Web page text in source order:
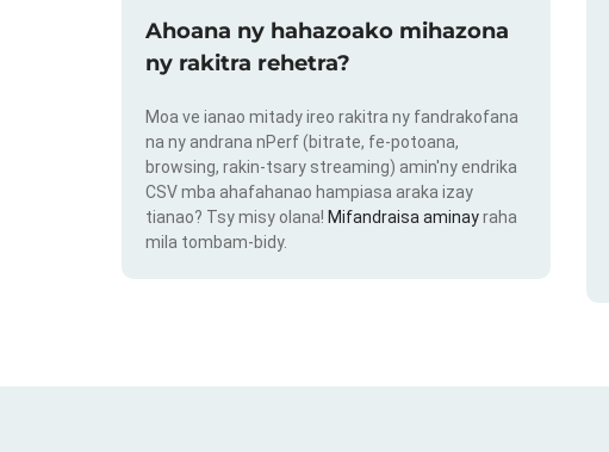
Ahoana ny hahazoako mihazona
ny rakitra rehetra?
Moa ve ianao mitady ireo rakitra ny fandrakofana
na ny andrana nPerf (bitrate, fe-potoana,
browsing, rakin-tsary streaming) amin'ny endrika
CSV mba ahafahanao hampiasa araka izay
tianao? Tsy misy olana! Mifandraisa aminayraha
mila tombam-bidy.